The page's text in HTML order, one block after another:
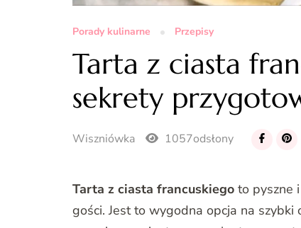
Porady kulinarne Przepisy
Tarta z ciasta
sekrety
Wiszniówka 1057odsłony
Tarta z ciasta francuskiego to pyszne
gości. Jest to wygodna opcja na